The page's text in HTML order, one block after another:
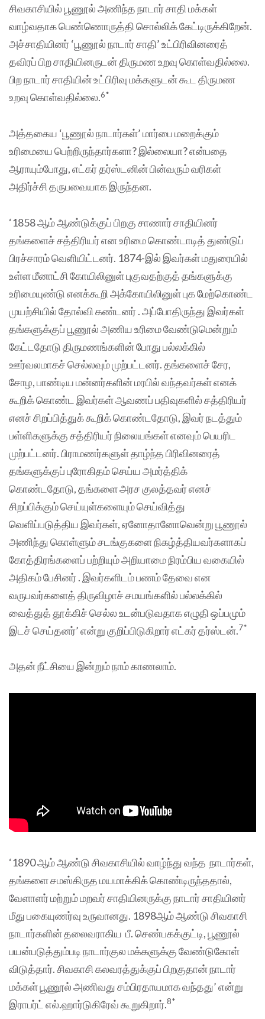
சிவகாசியில் பூணூல் அணிந்த நாடார் சாதி மக்கள்
வாழ்வதாக பெண்ணொருத்தி சொல்லிக் கேட்டிருக்கிறேன்.
அச்சாதியினர் ‘பூணூல் நாடார் சாதி’ உட்பிரிவினரைத்
தவிரப் பிற சாதியினருடன் திருமண உறவு கொள்வதில்லை.
பிற நாடார் சாதியின் உட்பிரிவு மக்களுடன் கூட திருமண
உறவு கொள்வதில்லை.6*
அத்தகைய ‘பூணூல் நாடார்கள்’ மார்பை மறைக்கும்
உரிமையை பெற்றிருந்தார்களா? இல்லையா? என்பதை
ஆராயும்போது, எட்கர் தர்ஸ்டனின் பின்வரும் வரிகள்
அதிர்ச்சி தருபவையாக இருந்தன.
‘1858 ஆம் ஆண்டுக்குப் பிறகு சாணார் சாதியினர்
தங்களைச் சத்திரியர் என உரிமை கொண்டாடித் துண்டுப்
பிரச்சாரம் வெளியிட்டனர். 1874-இல் இவர்கள் மதுரையில்
உள்ள மீனாட்சி கோயிலினுள் புகுவதற்குத் தங்களுக்கு
உரிமையுண்டு எனக்கூறி அக்கோயிலினுள் புக மேற்கொண்ட
முயற்சியில் தோல்வி கண்டனர் . அப்போதிருந்து இவர்கள்
தங்களுக்குப் பூணூல் அணிய உரிமை வேண்டுமென்றும்
கேட்டதோடு திருமணங்களின் போது பல்லக்கில்
ஊர்வலமாகச் செல்லவும் முற்பட்டனர். தங்களைச் சேர,
சோழ, பாண்டிய மன்னர்களின் மரபில் வந்தவர்கள் எனக்
கூறிக் கொண்ட இவர்கள் ஆவணப் பதிவுகளில் சத்திரியர்
எனச் சிறப்பித்துக் கூறிக் கொண்டதோடு, இவர் நடத்தும்
பள்ளிகளுக்கு சத்திரியர் நிலையங்கள் எனவும் பெயரிட
முற்பட்டனர். பிராமணர்களுள் தாழ்ந்த பிரிவினரைத்
தங்களுக்குப் புரோகிதம் செய்ய அமர்த்திக்
கொண்டதோடு, தங்களை அரச குலத்தவர் எனச்
சிறப்பிக்கும் செய்யுள்களையும் செய்வித்து
வெளிப்படுத்திய இவர்கள், ஏனோதானோவென்று பூணூல்
அணிந்து கொள்ளும் சடங்குகளை நிகழ்த்தியவர்களாகப்
கோத்திரங்களைப் பற்றியும் அறியாமை நிரம்பிய வகையில்
அதிகம் பேசினர் . இவர்களிடம் பணம் தேவை என
வருபவர்களைத் திருவிழாச் சமயங்களில் பல்லக்கில்
வைத்துத் தூக்கிச் செல்ல உடன்படுவதாக எழுதி ஒப்பமும்
இடச் செய்தனர்’ என்று குறிப்பிடுகிறார் எட்கர் தர்ஸ்டன்.7*
அதன் நீட்சியை இன்றும் நாம் காணலாம்.
‘1890 ஆம் ஆண்டு சிவகாசியில் வாழ்ந்து வந்த நாடார்கள்,
தங்களை சமஸ்கிருத மயமாக்கிக் கொண்டிருந்ததால்,
வேளாளர் மற்றும் மறவர் சாதியினருக்கு நாடார் சாதியினர்
மீது பகையுணர்வு உருவானது. 1898ஆம் ஆண்டு சிவகாசி
நாடார்களின் தலைவராகிய பீ. செண்பகக்குட்டி, பூணூல்
பயன்படுத்தும்படி நாடார்குல மக்களுக்கு வேண்டுகோள்
விடுத்தார். சிவகாசி கலவரத்துக்குப் பிறகுதான் நாடார்
மக்கள் பூணூல் அணிவது சம்பிரதாயமாக வந்தது’ என்று
இராபர்ட் எல்.ஹார்டுகிரேவ் கூறுகிறார்.8*